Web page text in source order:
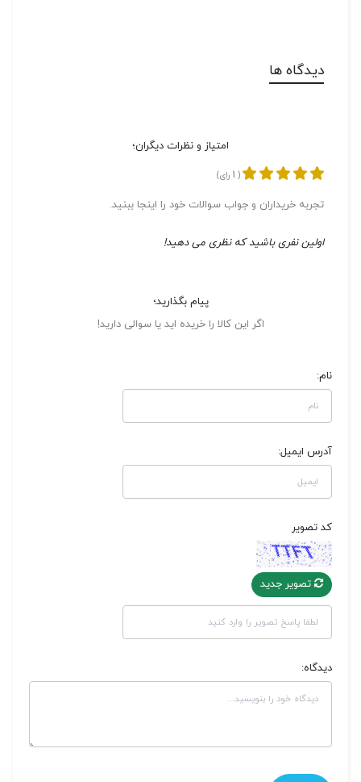
دیدگاه ها
امتیاز و نظرات دیگران؛
(
1 رای)
تجربه خریداران و جواب سوالات خود را اینجا ببنید.
اولین نفری باشید که نظری می دهید!
پیام بگذارید؛
اگر این کالا را خریده اید یا سوالی دارید!
نام:
آدرس ایمیل:
کد تصویر
تصویر جدید
دیدگاه: